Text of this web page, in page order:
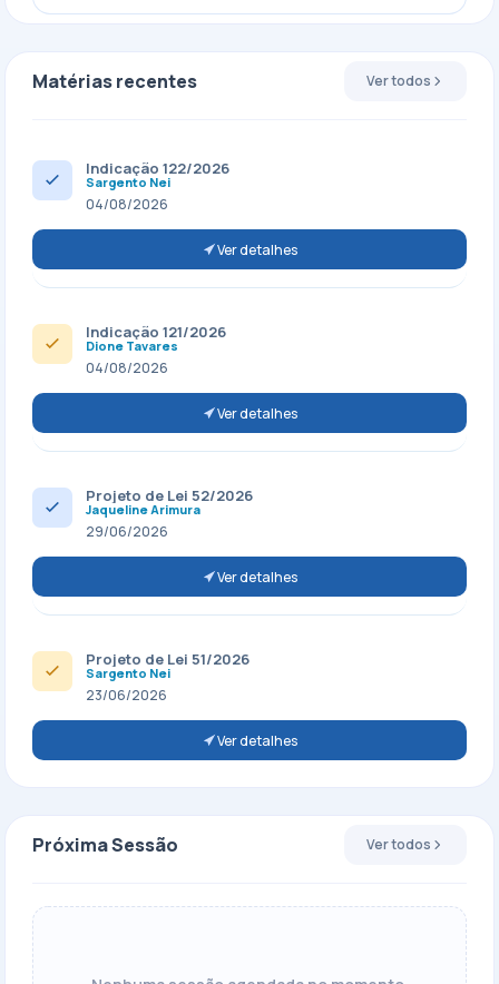
Matérias recentes Ver todos
Indicação 122/2026
Sargento Nei
04/08/2026
Ver detalhes
Indicação 121/2026
Dione Tavares
04/08/2026
Ver detalhes
Projeto de Lei 52/2026
Jaqueline Arimura
29/06/2026
Ver detalhes
Projeto de Lei 51/2026
Sargento Nei
23/06/2026
Ver detalhes
Próxima Sessão Ver todos